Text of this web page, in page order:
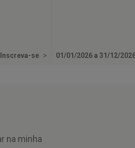
Inscreva-se > 01/01/2026 a 31/12/
na minha